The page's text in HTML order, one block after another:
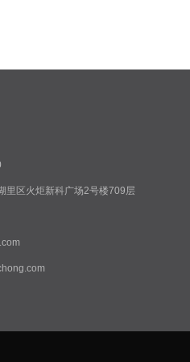
里区火炬新科广场2号楼709层